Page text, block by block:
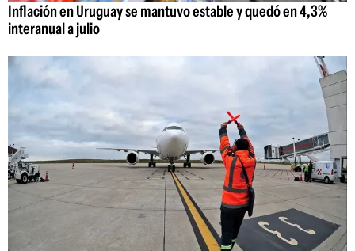
Inflación en Uruguay se mantuvo estable y quedó en 4,3%
interanual a julio